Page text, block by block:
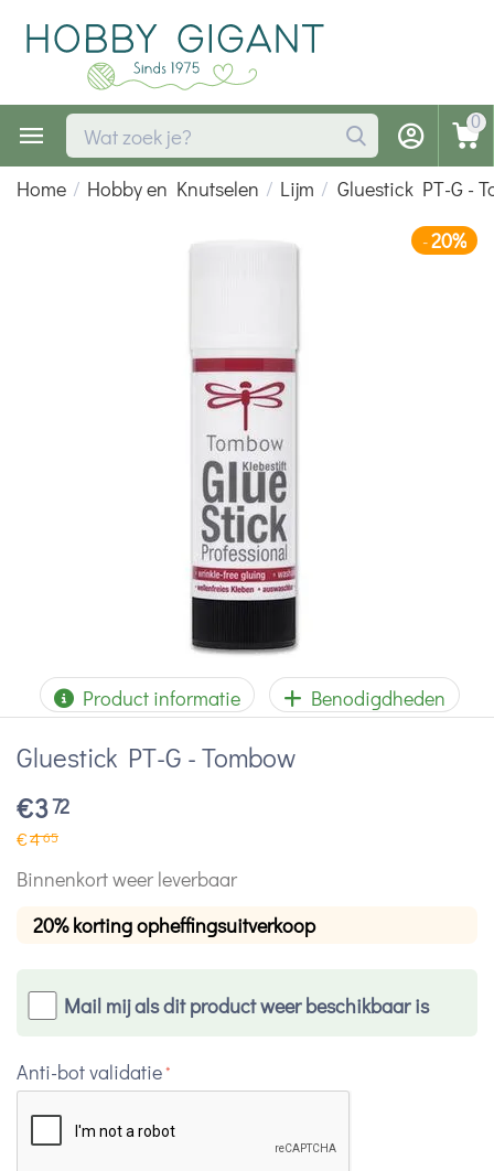
0
Home / Hobby en Knutselen / Lijm / Gluestick PT-G -
-20%
Product informatie Benodigdheden
Gluestick PT-G - Tombow
€372
€465
Binnenkort weer leverbaar
20% korting opheffingsuitverkoop
Mail mij als dit product weer beschikbaar is
Anti-bot validatie